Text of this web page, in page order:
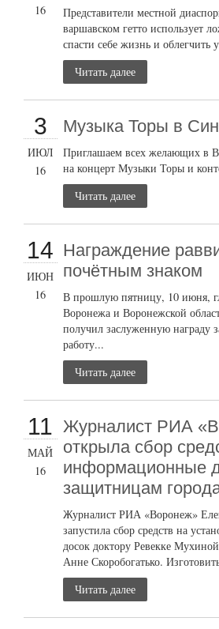
16
Представители местной
варшавском гетто использует
спасти себе жизнь и облегчить
Читать далее
3
ИЮЛ
16
Музыка Торы в
Приглашаем всех желающих в
на концерт Музыки Торы и
Читать далее
14
ИЮН
16
Награждение
почётным знаком
В прошлую пятницу, 10 июня,
Воронежа и Воронежской
получил заслуженную награду
работу...
Читать далее
11
МАЙ
16
Журналист РИА
открыла сбор
информационные
защитницам
Журналист РИА «Воронеж»
запустила сбор средств на
досок доктору Ревекке
Анне Скоробогатько.
Читать далее